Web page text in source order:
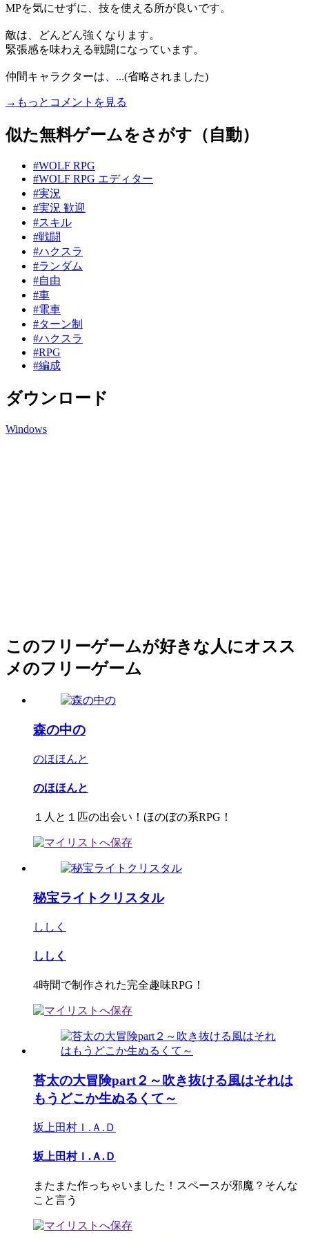
MPを気にせずに、技を使える所が良いです。
敵は、どんどん強くなります。
緊張感を味わえる戦闘になっています。
仲間キャラクターは、...(省略されました)
→もっとコメントを見る
似た無料ゲームをさがす（自動）
#WOLF RPG
#WOLF RPG エディター
#実況
#実況 歓迎
#スキル
#戦闘
#ハクスラ
#ランダム
#自由
#車
#電車
#ターン制
#ハクスラ
#RPG
#編成
ダウンロード
Windows
このフリーゲームが好きな人にオスス
メのフリーゲーム
森の中の
のほほんと
のほほんと
１人と１匹の出会い！ほのぼの系RPG！
秘宝ライトクリスタル
ししく
ししく
4時間で制作された完全趣味RPG！
苔太の大冒険part２～吹き抜ける風はそれは
もうどこか生ぬるくて～
坂上田村Ｉ.Ａ.Ｄ
坂上田村Ｉ.Ａ.Ｄ
またまた作っちゃいました！スペースが邪魔？そんな
こと言う